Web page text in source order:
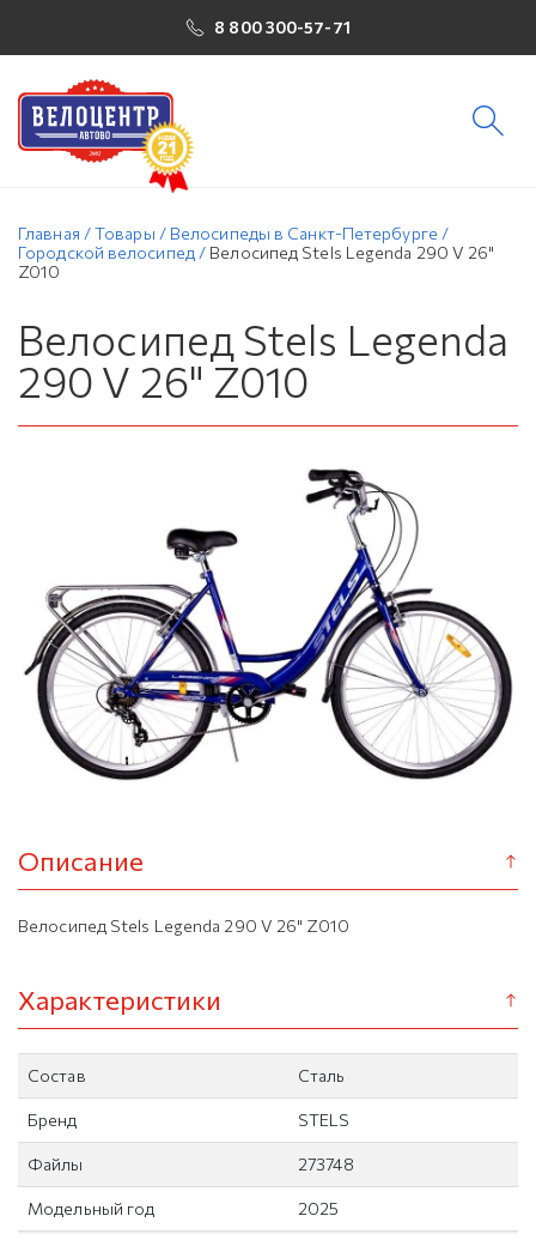
8 800 300-57-71
Главная /Товары / Велосипеды в Санкт-Петербурге /
Городской велосипед / Велосипед Stels Legenda 290 V 26"
Z010
Велосипед Stels Legenda
290 V 26" Z010
Описание
Велосипед Stels Legenda 290 V 26" Z010
Характеристики
Состав Сталь
Бренд STELS
Файлы 273748
Модельный год 2025